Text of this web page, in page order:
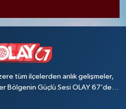
tüm ilçelerden anlık gelişmeler,
Bölgenin Güçlü Sesi OLAY 67’de…